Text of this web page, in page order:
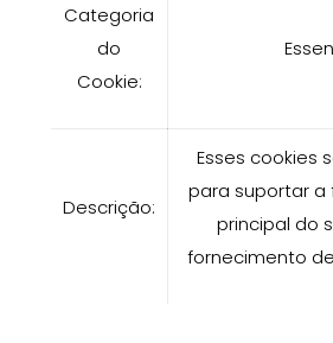
Categoria
do
Cookie:
Descrição:
Esses cookies
para suportar a
principal do
fornecimento